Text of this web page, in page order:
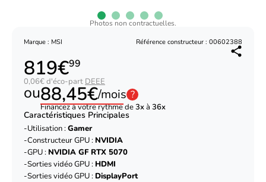
Photos non contractuelles.
Marque : MSI Référence constructeur : 00602388
819€99
0,06€ d'éco-part DEEE
ou88,45€/mois ?
Financez à votre rythme de3xà 36x
Caractéristiques Principales
Utilisation :Gamer
Constructeur GPU : NVIDIA
GPU : NVIDIA GF RTX 5070
Sorties vidéo GPU : HDMI
Sorties vidéo GPU : DisplayPort